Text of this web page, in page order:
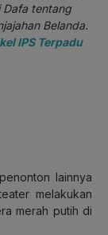
Dafa tentang
Belanda.
IPS Terpadu
lainnya
melakukan
merah putih di